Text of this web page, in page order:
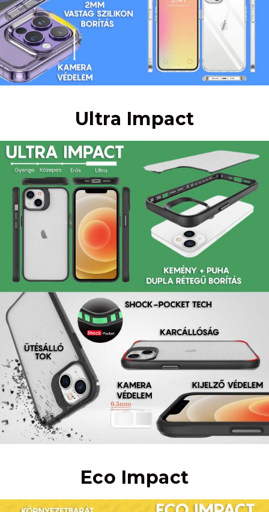
Ultra Impact
Eco Impact